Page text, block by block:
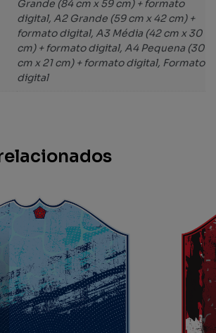
Grande (84 cm x 59 cm) + formato
digital, A2 Grande (59 cm x 42 cm) +
formato digital, A3 Média (42 cm x 30
cm) + formato digital, A4 Pequena (30
cm x 21 cm) + formato digital, Formato
digital